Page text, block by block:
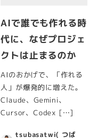
AIで誰でも作れる時
代に、なぜプロジェ
クトは止まるのか
AIのおかげで、「作れる
人」が爆発的に増えた。
Claude、Gemini、
Cursor、Codex […]
tsubasatwi( つば